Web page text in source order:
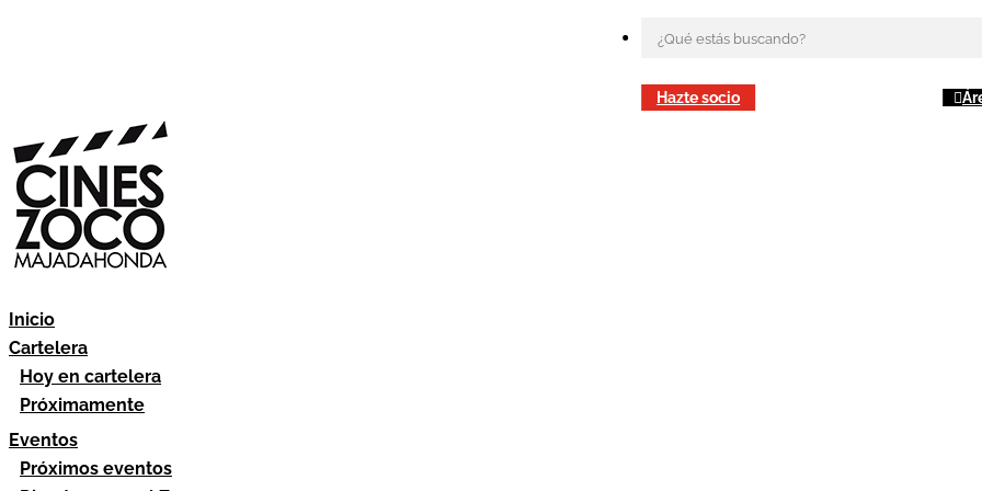
Hazte socio
Inicio
Cartelera
Hoy en cartelera
Próximamente
Eventos
Próximos eventos